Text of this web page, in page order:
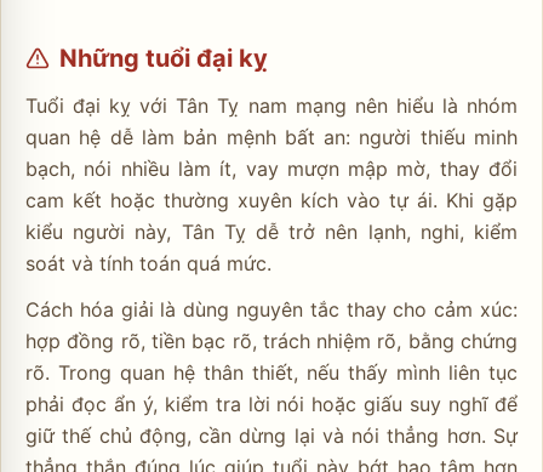
Những tuổi đại kỵ
Tuổi đại kỵ với Tân Tỵ nam mạng nên hiểu là nhóm
quan hệ dễ làm bản mệnh bất an: người thiếu minh
bạch, nói nhiều làm ít, vay mượn mập mờ, thay đổi
cam kết hoặc thường xuyên kích vào tự ái. Khi gặp
kiểu người này, Tân Tỵ dễ trở nên lạnh, nghi, kiểm
soát và tính toán quá mức.
Cách hóa giải là dùng nguyên tắc thay cho cảm xúc:
hợp đồng rõ, tiền bạc rõ, trách nhiệm rõ, bằng chứng
rõ. Trong quan hệ thân thiết, nếu thấy mình liên tục
phải đọc ẩn ý, kiểm tra lời nói hoặc giấu suy nghĩ để
giữ thế chủ động, cần dừng lại và nói thẳng hơn. Sự
thẳng thắn đúng lúc giúp tuổi này bớt hao tâm hơn